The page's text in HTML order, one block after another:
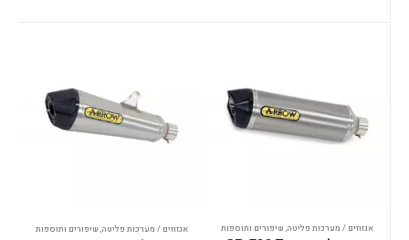
אגזוזים / מערכות פליטה, שיפורים ותוספות אגזוזים / מערכות פליטה, שיפורים ותוספות